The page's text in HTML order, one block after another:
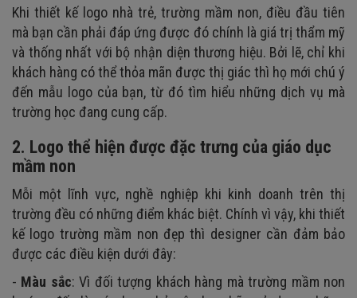
Khi thiết kế logo nhà trẻ, trường mầm non, điều đầu tiên
mà bạn cần phải đáp ứng được đó chính là giá trị thẩm mỹ
và thống nhất với bộ nhận diện thương hiệu. Bởi lẽ, chỉ khi
khách hàng có thể thỏa mãn được thị giác thì họ mới chú ý
đến mẫu logo của bạn, từ đó tìm hiểu những dịch vụ mà
trường học đang cung cấp.
2. Logo thể hiện được đặc trưng của giáo dục
mầm non
Mỗi một lĩnh vực, nghề nghiệp khi kinh doanh trên thị
trường đều có những điểm khác biệt. Chính vì vậy, khi thiết
kế logo trường mầm non đẹp thì designer cần đảm bảo
được các điều kiện dưới đây:
- Màu sắc: Vì đối tượng khách hàng mà trường mầm non